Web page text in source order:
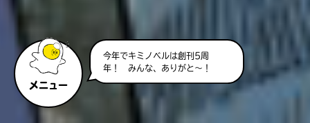
メニュー
今年でキミノベルは創刊5周
年！ みんな、ありがと～！